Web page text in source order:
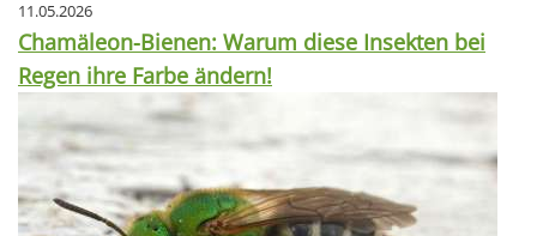
11.05.2026
Chamäleon-Bienen: Warum diese Insekten bei
Regen ihre Farbe ändern!